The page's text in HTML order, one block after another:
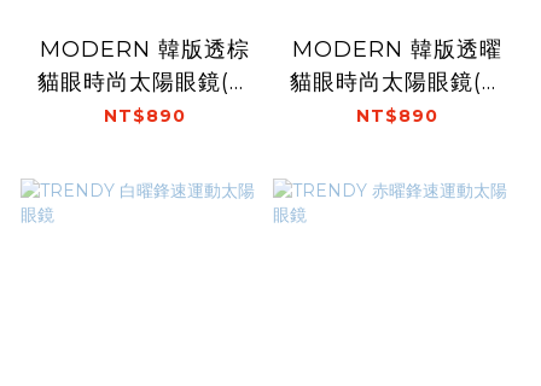
MODERN 韓版透棕
貓眼時尚太陽眼鏡(摺
疊款)
NT$890
MODERN 韓版透曜
貓眼時尚太陽眼鏡(摺
疊款)
NT$890